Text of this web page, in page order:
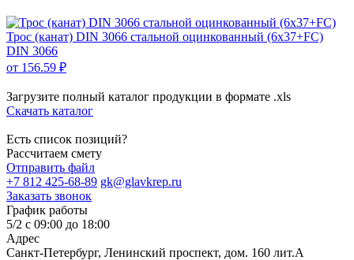
Трос (канат) DIN 3066 стальной оцинкованный (6х37+FC)
DIN 3066
от 156.59 ₽
Загрузите полный каталог продукции в формате .xls
Скачать каталог
Есть список позиций?
Рассчитаем смету
Отправить файл
+7 812 425-68-89 gk@glavkrep.ru
Заказать звонок
График работы
5/2 с 09:00 до 18:00
Адрес
Санкт-Петербург, Ленинский проспект, дом. 160 лит.А